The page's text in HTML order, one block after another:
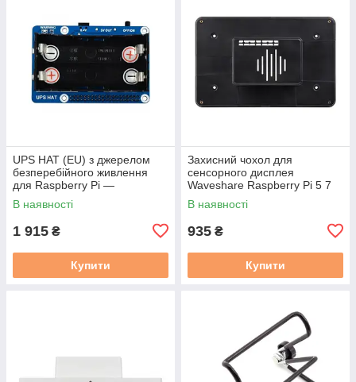
UPS HAT (EU) з джерелом
безперебійного живлення
для Raspberry Pi —
Waveshare 18306
В наявності
1 915 ₴
Купити
Захисний чохол для
сенсорного дисплея
Waveshare Raspberry Pi 5 7
дюймів
В наявності
935 ₴
Купити